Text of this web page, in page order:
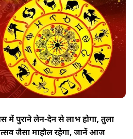
में पुराने लेन-देन से लाभ होगा, तुला
जैसा माहौल रहेगा, जानें आज